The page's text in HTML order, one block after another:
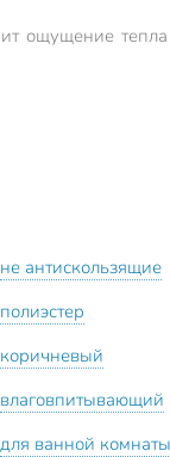
ощущение
не антискользящие
полиэстер
коричневый
влаговпитывающий
для ванной комнаты